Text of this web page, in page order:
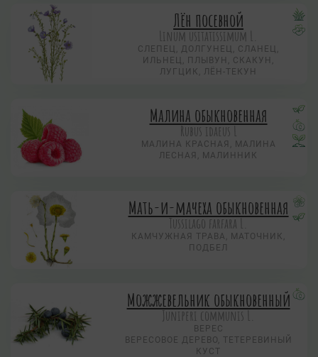
Лён посевной
Linum usitatissimum L.
СЛЕПЕЦ, ДОЛГУНЕЦ, СЛАНЕЦ,
ИЛЬНЕЦ, ПЛЫВУН, СКАКУН,
ЛУГЦИК, ЛЁН-ТЕКУН
Малина обыкновенная
Rubus idaeus L
МАЛИНА КРАСНАЯ, МАЛИНА
ЛЕСНАЯ, МАЛИННИК
Мать-и-мачеха обыкновенная
Tussilago farfara L.
КАМЧУЖНАЯ ТРАВА, МАТОЧНИК,
ПОДБЕЛ
Можжевельник обыкновенный
Juniperi communis L.
ВЕРЕС
ВЕРЕСОВОЕ ДЕРЕВО, ТЕТЕРЕВИНЫЙ
КУСТ